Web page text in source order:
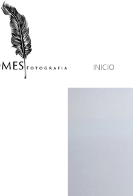
INICIO